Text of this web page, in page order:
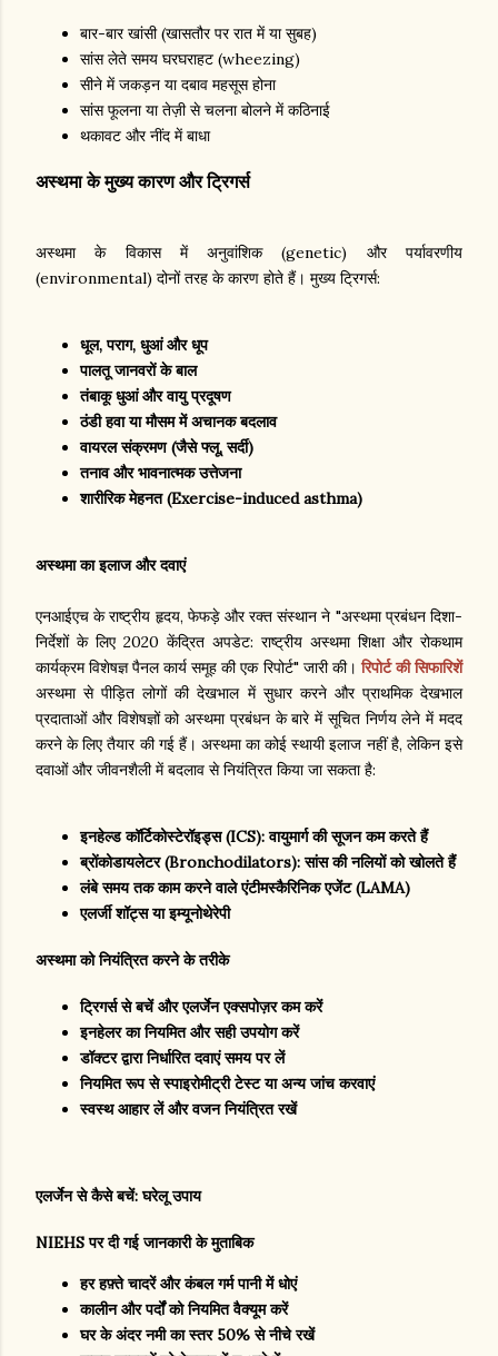
बार-बार खांसी (खासतौर पर रात में या सुबह)
सांस लेते समय घरघराहट (wheezing)
सीने में जकड़न या दबाव महसूस होना
सांस फूलना या तेज़ी से चलना बोलने में कठिनाई
थकावट और नींद में बाधा
अस्थमा के मुख्य कारण और ट्रिगर्स
अस्थमा के विकास में अनुवांशिक (genetic) और पर्यावरणीय
(environmental) दोनों तरह के कारण होते हैं। मुख्य ट्रिगर्स:
धूल, पराग, धुआं और धूप
पालतू जानवरों के बाल
तंबाकू धुआं और वायु प्रदूषण
ठंडी हवा या मौसम में अचानक बदलाव
वायरल संक्रमण (जैसे फ्लू, सर्दी)
तनाव और भावनात्मक उत्तेजना
शारीरिक मेहनत (Exercise-induced asthma)
अस्थमा का इलाज और दवाएं
एनआईएच के राष्ट्रीय हृदय, फेफड़े और रक्त संस्थान ने "अस्थमा प्रबंधन दिशा-
निर्देशों के लिए 2020 केंद्रित अपडेट: राष्ट्रीय अस्थमा शिक्षा और रोकथाम
कार्यक्रम विशेषज्ञ पैनल कार्य समूह की एक रिपोर्ट" जारी की।रिपोर्ट की सिफारिशें
अस्थमा से पीड़ित लोगों की देखभाल में सुधार करने और प्राथमिक देखभाल
प्रदाताओं और विशेषज्ञों को अस्थमा प्रबंधन के बारे में सूचित निर्णय लेने में मदद
करने के लिए तैयार की गई हैं। अस्थमा का कोई स्थायी इलाज नहीं है, लेकिन इसे
दवाओं और जीवनशैली में बदलाव से नियंत्रित किया जा सकता है:
इनहेल्ड कॉर्टिकोस्टेरॉइड्स (ICS): वायुमार्ग की सूजन कम करते हैं
ब्रोंकोडायलेटर (Bronchodilators): सांस की नलियों को खोलते हैं
लंबे समय तक काम करने वाले एंटीमस्कैरिनिक एजेंट (LAMA)
एलर्जी शॉट्स या इम्यूनोथेरेपी
अस्थमा को नियंत्रित करने के तरीके
ट्रिगर्स से बचें और एलर्जेन एक्सपोज़र कम करें
इनहेलर का नियमित और सही उपयोग करें
डॉक्टर द्वारा निर्धारित दवाएं समय पर लें
नियमित रूप से स्पाइरोमीट्री टेस्ट या अन्य जांच करवाएं
स्वस्थ आहार लें और वजन नियंत्रित रखें
एलर्जेन से कैसे बचें: घरेलू उपाय
NIEHS पर दी गई जानकारी के मुताबिक
हर हफ़्ते चादरें और कंबल गर्म पानी में धोएं
कालीन और पर्दों को नियमित वैक्यूम करें
घर के अंदर नमी का स्तर 50% से नीचे रखें